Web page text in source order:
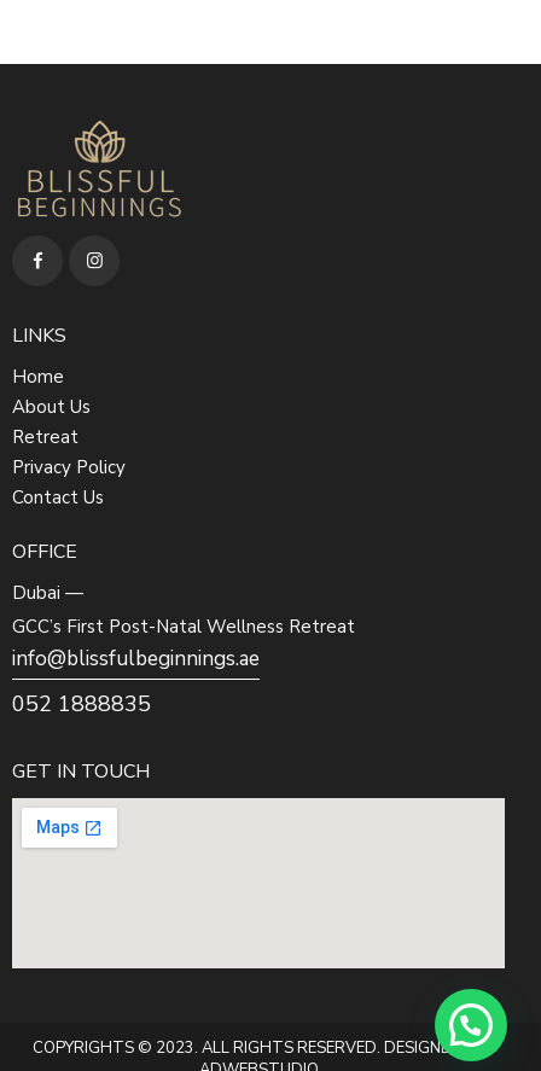
LINKS
Home
About Us
Retreat
Privacy Policy
Contact Us
OFFICE
Dubai —
GCC’s First Post-Natal Wellness Retreat
info@blissfulbeginnings.ae
052 1888835
GET IN TOUCH
COPYRIGHTS © 2023. ALL RIGHTS RESERVED. DESIGNED BY